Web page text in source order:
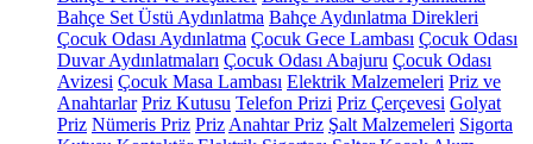
Bahçe Set Üstü Aydınlatma Bahçe Aydınlatma Direkleri
Çocuk Odası Aydınlatma Çocuk Gece Lambası Çocuk Odası
Duvar Aydınlatmaları Çocuk Odası Abajuru Çocuk Odası
Avizesi Çocuk Masa Lambası Elektrik Malzemeleri Priz ve
Anahtarlar Priz Kutusu Telefon Prizi Priz Çerçevesi Golyat
Priz Nümeris Priz Priz Anahtar Priz Şalt Malzemeleri Sigorta